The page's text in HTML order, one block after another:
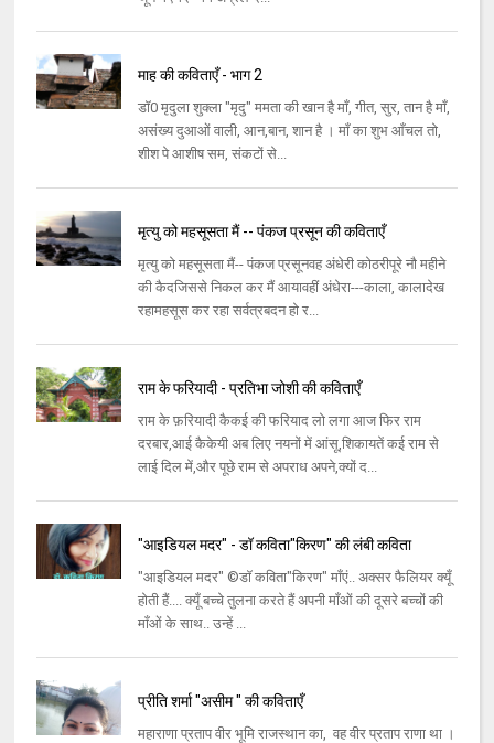
माह की कविताएँ - भाग 2
डॉ0 मृदुला शुक्ला "मृदु" ममता की खान है माँ, गीत, सुर, तान है माँ,
असंख्य दुआओं वाली, आन,बान, शान है । माँ का शुभ आँचल तो,
शीश पे आशीष सम, संकटों से...
मृत्यु को महसूसता मैं -- पंकज प्रसून की कविताएँ
मृत्यु को महसूसता मैं-- पंकज प्रसूनवह अंधेरी कोठरीपूरे नौ महीने
की कैदजिससे निकल कर मैं आयावहीं अंधेरा---काला, कालादेख
रहामहसूस कर रहा सर्वत्रबदन हो र...
राम के फरियादी - प्रतिभा जोशी की कविताएँ
राम के फ़रियादी कैकई की फरियाद लो लगा आज फिर राम
दरबार,आई कैकेयी अब लिए नयनों में आंसू,शिकायतें कई राम से
लाई दिल में,और पूछे राम से अपराध अपने,क्यों द...
"आइडियल मदर" - डॉ कविता"किरण" की लंबी कविता
"आइडियल मदर" ©डॉ कविता"किरण" माँएं.. अक्सर फैलियर क्यूँ
होती हैं.... क्यूँ बच्चे तुलना करते हैं अपनी माँओं की दूसरे बच्चों की
माँओं के साथ.. उन्हें ...
प्रीति शर्मा "असीम " की कविताएँ
महाराणा प्रताप वीर भूमि राजस्थान का, वह वीर प्रताप राणा था ।